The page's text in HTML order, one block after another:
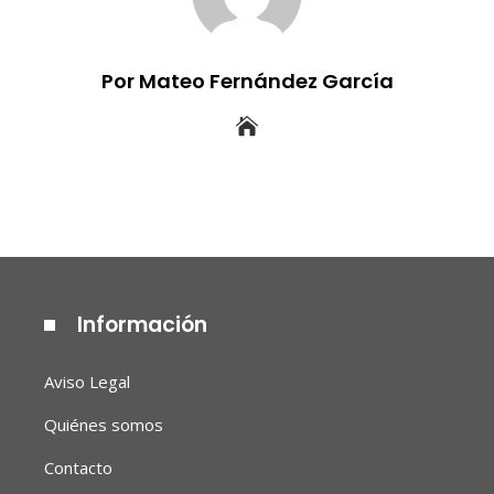
Por Mateo Fernández García
Información
Aviso Legal
Quiénes somos
Contacto